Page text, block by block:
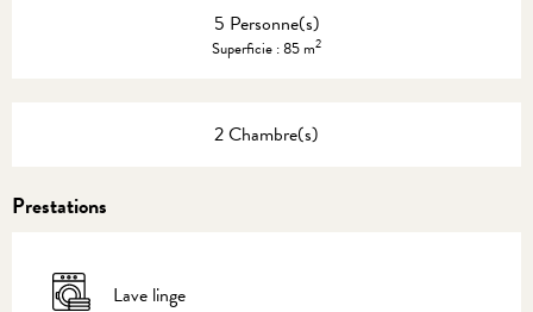
5 Personne(s)
Superficie : 85 m2
2 Chambre(s)
Prestations
Lave linge